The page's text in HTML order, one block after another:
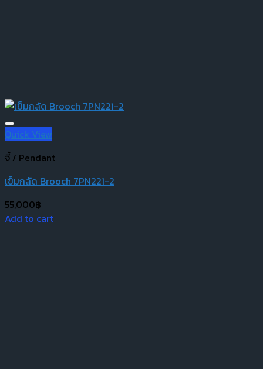
Quick View
จี้ / Pendant
เข็มกลัด Brooch 7PN221-2
55,000฿
Add to cart